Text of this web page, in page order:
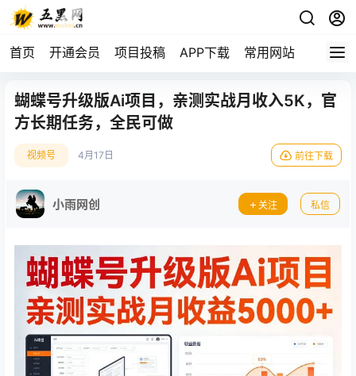
首页 开通会员 项目投稿 APP下载 常用网站
蝴蝶号升级版Ai项目，亲测实战月收入5K，官
方长期任务，全民可做
视频号 4月17日 前往下载
小雨网创 关注 私信